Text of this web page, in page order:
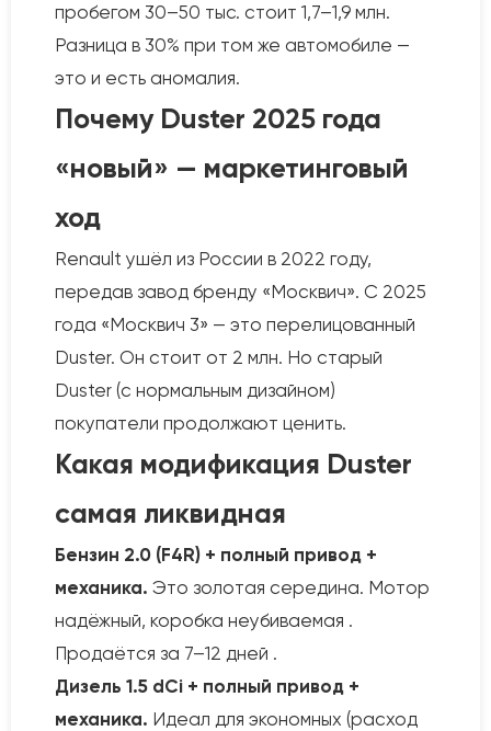
пробегом 30–50 тыс. стоит 1,7–1,9 млн.
Разница в 30% при том же автомобиле —
это и есть аномалия.
Почему Duster 2025 года
«новый» — маркетинговый
ход
Renault ушёл из России в 2022 году,
передав завод бренду «Москвич». С 2025
года «Москвич 3» — это перелицованный
Duster. Он стоит от 2 млн. Но старый
Duster (с нормальным дизайном)
покупатели продолжают ценить.
Какая модификация Duster
самая ликвидная
Бензин 2.0 (F4R) + полный привод +
механика. Это золотая середина. Мотор
надёжный, коробка неубиваемая .
Продаётся за 7–12 дней .
Дизель 1.5 dCi + полный привод +
механика. Идеал для экономных (расход